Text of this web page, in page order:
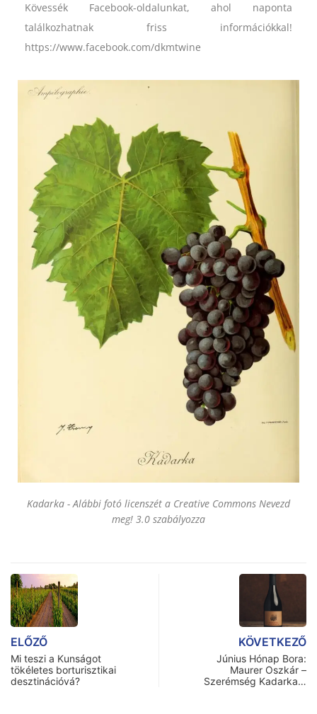
Kövessék Facebook-oldalunkat, ahol naponta
találkozhatnak friss információkkal!
https://www.facebook.com/dkmtwine
Kadarka - Alábbi fotó licenszét a Creative Commons Nevezd
meg! 3.0 szabályozza
ELŐZŐ
Mi teszi a Kunságot
tökéletes borturisztikai
desztinációvá?
KÖVETKEZŐ
Június Hónap Bora:
Maurer Oszkár –
Szerémség Kadarka…